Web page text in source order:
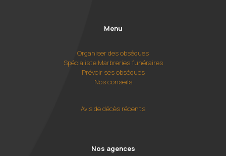
Menu
Organiser des obsèques
Spécialiste Marbreries funéraires
Prévoir ses obsèques
Nos conseils
Avis de décès récents
Nos agences